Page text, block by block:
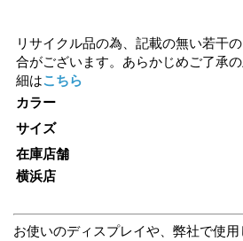
リサイクル品の為、記載の無い若干
合がございます。あらかじめご了承
細はこちら
カラー
サイズ
在庫店舗
横浜店
お使いのディスプレイや、弊社で使